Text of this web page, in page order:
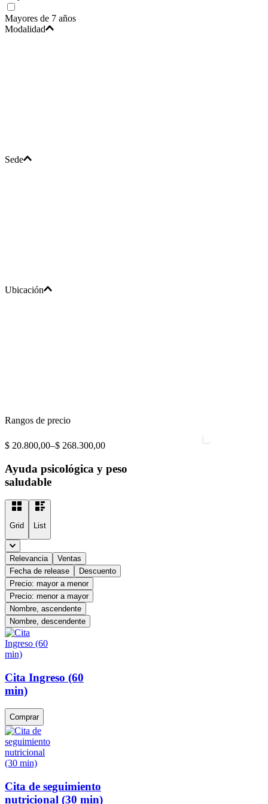
Mayores de 7 años
Modalidad
Sede
Ubicación
Rangos de precio
$ 20.800,00–$ 268.300,00
Ayuda psicológica y peso
saludable
Grid List
Relevancia
Ventas
Fecha de release
Descuento
Precio: mayor a menor
Precio: menor a mayor
Nombre, ascendente
Nombre, descendente
Cita Ingreso (60
min)
Comprar
Cita de seguimiento
nutricional (30 min)